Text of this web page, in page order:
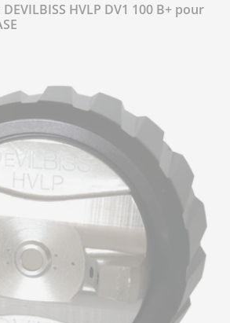
HVLP DV1 100 B+ pour
modal